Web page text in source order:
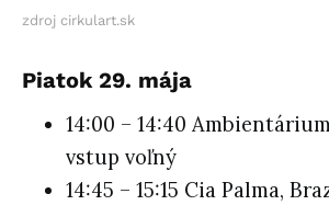
zdroj cirkulart.sk
Piatok 29. mája
14:00 – 14:40
vstup voľný
14:45 – 15:15 Cia Palma,